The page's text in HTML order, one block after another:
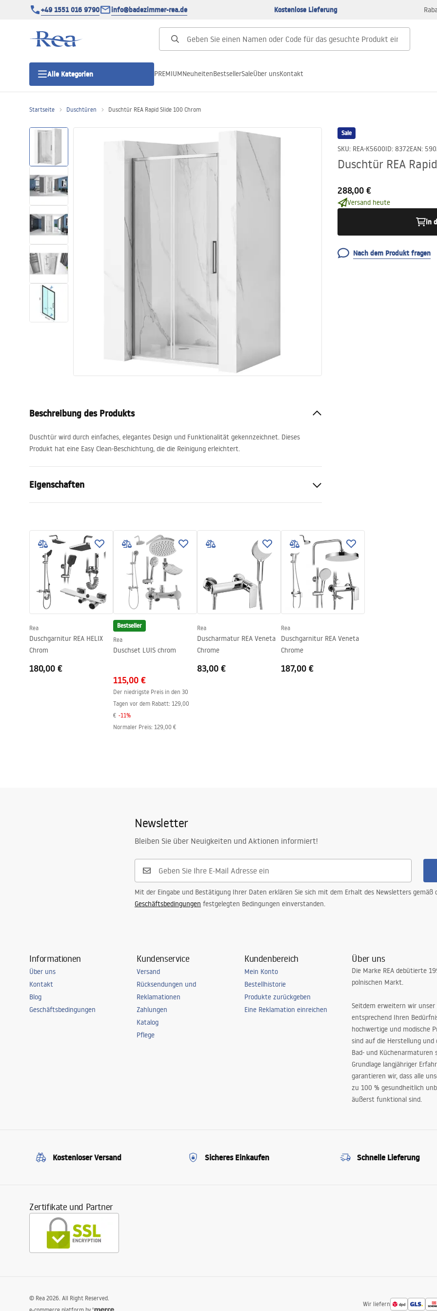
+49 1551 016 9790 info@badezimmer-rea.de Kostenlose Lieferung
Alle Kategorien
Duschwannen
Duschrinnen
Toiletten
Waschbecken
Wannen und
Badarmaturen
Badezimmerzubehör und Möbel
PREMIUMNeuheitenBestsellerSaleÜber unsKontakt
Startseite Duschtüren Duschtür REA Rapid Slide 100 Chrom
Sale
SKU: REA-K5600ID: 8372EAN:
Duschtür REA
288,00 €
Versand heute
in
Nach dem Produkt fragen
Beschreibung des Produkts
Duschtür wird durch einfaches, elegantes Design und Funktionalität gekennzeichnet. Dieses
Produkt hat eine Easy Clean-Beschichtung, die die Reinigung erleichtert.
Eigenschaften
Türrichtung
universell
Glasdicke
Duschtürhöhe
Profilen Material
Aluminium
Griffe Material
Profilenausführung
Chrom
Dichtungen im Set
Montage ohne Duschwanne möglich
Rea
Duschgarnitur REA HELIX
Chrom
180,00 €
Bestseller
Rea
Duschset LUIS chrom
115,00 €
Der niedrigste Preis in den 30
Tagen vor dem Rabatt: 129,00
€ -11%
Normaler Preis: 129,00 €
Rea
Duscharmatur REA Veneta
Chrome
83,00 €
Rea
Duschgarnitur REA Veneta
Chrome
187,00 €
Newsletter
Bleiben Sie über Neuigkeiten und Aktionen informiert!
Mit der Eingabe und Bestätigung Ihrer Daten erklären Sie sich mit dem Erhalt des Newsletters gemäß
Geschäftsbedingungen festgelegten Bedingungen einverstanden.
Informationen
Über uns
Kontakt
Blog
Geschäftsbedingungen
Kundenservice
Versand
Rücksendungen und
Reklamationen
Zahlungen
Katalog
Pflege
Kundenbereich
Mein Konto
Bestellhistorie
Produkte zurückgeben
Eine Reklamation einreichen
Über uns
Die Marke REA debütierte
polnischen Markt.
Seitdem erweitern wir unser
entsprechend Ihren
hochwertige und modische
sind auf die Herstellung und
Bad- und Küchenarmaturen
Grundlage langjähriger
garantieren wir, dass alle
zu 100 % gesundheitlich
äußerst funktional sind.
Kostenloser Versand Sicheres Einkaufen Schnelle Lieferung
Zertifikate und Partner
Wir liefern
© Rea 2026. All Right Reserved.